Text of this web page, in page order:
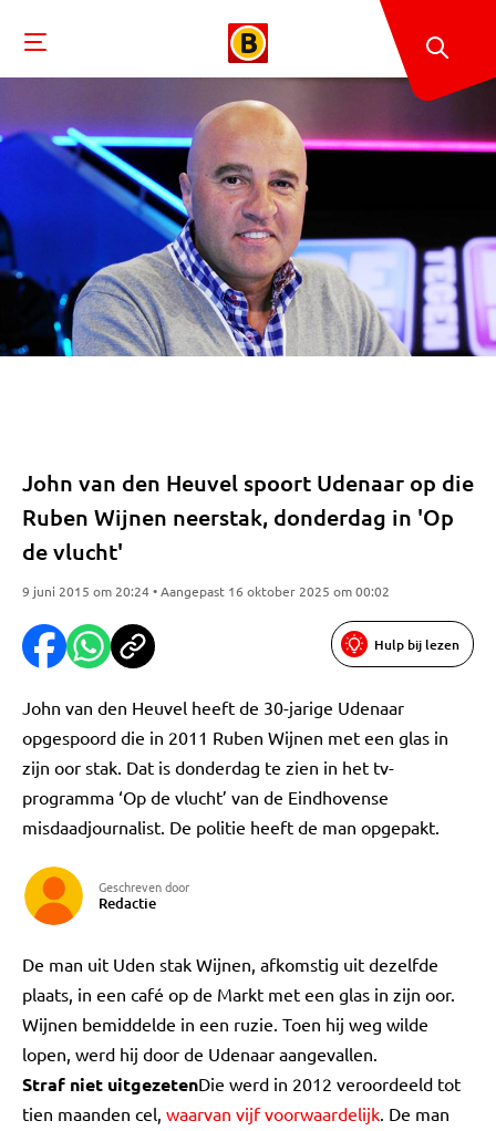
John van den Heuvel spoort Udenaar op die
Ruben Wijnen neerstak, donderdag in 'Op
de vlucht'
9 juni 2015 om 20:24 • Aangepast 16 oktober 2025 om 00:02
Hulp bij lezen
John van den Heuvel heeft de 30-jarige Udenaar
opgespoord die in 2011 Ruben Wijnen met een glas in
zijn oor stak. Dat is donderdag te zien in het tv-
programma ‘Op de vlucht’ van de Eindhovense
misdaadjournalist. De politie heeft de man opgepakt.
Geschreven door
Redactie
De man uit Uden stak Wijnen, afkomstig uit dezelfde
plaats, in een café op de Markt met een glas in zijn oor.
Wijnen bemiddelde in een ruzie. Toen hij weg wilde
lopen, werd hij door de Udenaar aangevallen.
Straf niet uitgezetenDie werd in 2012 veroordeeld tot
tien maanden cel, waarvan vijf voorwaardelijk. De man